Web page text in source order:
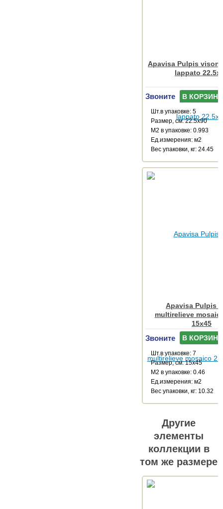
Apavisa Pulpis vison
lappato
Звоните В КОРЗИНУ
Шт.в упаковке: 5
Размер, см: 22.5x90
М2 в упаковке: 0.993
Ед.измерения: м2
Веc упаковки, кг: 24.45
Apavisa Pulpis
multirelieve
15x45
Звоните В КОРЗИНУ
Шт.в упаковке: 7
Размер, см: 15x45
М2 в упаковке: 0.46
Ед.измерения: м2
Веc упаковки, кг: 10.32
Другие
элементы
коллекции в
том же размере